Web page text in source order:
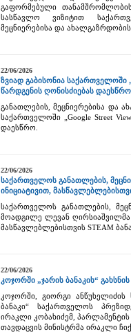
გაფორმებული
სასწავლო ვიზიტით
მეცნიერებისა და
22/06/2026
ზვიად გაბისონია საქართველოში
წარდგენის ღონისძიებას დაესწრო
განათლების, მეცნიერებისა და
საქართველოში „Google Street
დაესწრო.
22/06/2026
საქართველოს განათლების,
ინიციატივით,
საქართველოს განათლების,
მოადგილე ლევან ღირსიაშვილმა
მასწავლებლებისთვის STEAM
22/06/2026
კოჯორში „ჯარის ბანაკის“
კოჯორში, გიორგი ანწუხელიძის
ბანაკი“ საქართველოს
ირაკლი კობახიძემ,
თავდაცვის მინისტრმა ირაკლი